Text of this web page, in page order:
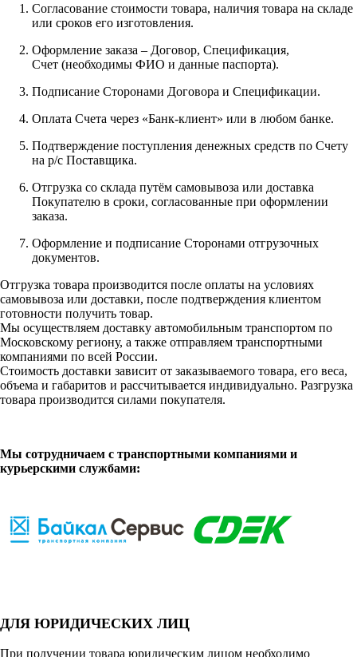
Согласование стоимости товара, наличия товара на складе
или сроков его изготовления.
Оформление заказа – Договор, Спецификация,
Счет (необходимы ФИО и данные паспорта).
Подписание Сторонами Договора и Спецификации.
Оплата Счета через «Банк-клиент» или в любом банке.
Подтверждение поступления денежных средств по Счету
на р/с Поставщика.
Отгрузка со склада путём самовывоза или доставка
Покупателю в сроки, согласованные при оформлении
заказа.
Оформление и подписание Сторонами отгрузочных
документов.
Отгрузка товара производится после оплаты на условиях
самовывоза или доставки, после подтверждения клиентом
готовности получить товар.
Мы осуществляем доставку автомобильным транспортом по
Московскому региону, а также отправляем транспортными
компаниями по всей России.
Стоимость доставки зависит от заказываемого товара, его веса,
объема и габаритов и рассчитывается индивидуально. Разгрузка
товара производится силами покупателя.
Мы сотрудничаем с транспортными компаниями и
курьерскими службами:
ДЛЯ ЮРИДИЧЕСКИХ ЛИЦ
При получении товара юридическим лицом необходимо